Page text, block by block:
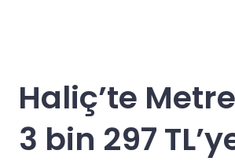
Haliç’te
3 bin 297